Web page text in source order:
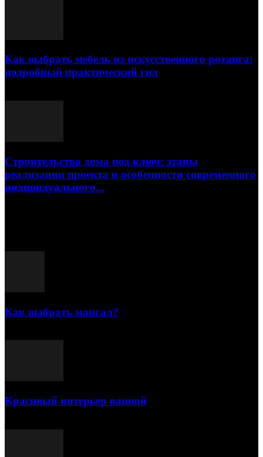
Как выбрать мебель из искусственного ротанга:
подробный практический гид
Строительство дома под ключ: этапы
реализации проекта и особенности современного
индивидуального...
Как выбрать мангал?
Красивый интерьер ванной